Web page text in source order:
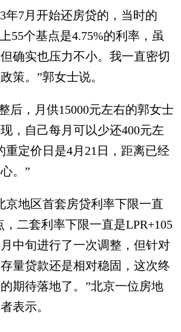
7月开始还房贷的，当时的
55个基点是4.75%的利率，虽
确实也压力不小。我一直密切
策。”郭女士说。
，月供15000元左右的郭女士
，自己每月可以少还400元左
重定价日是4月21日，距离已经
。”
地区首套房贷利率下限一直
，二套利率下限一直是LPR+105
中旬进行了一次调整，但针对
量贷款还是相对稳固，这次终
期待落地了。”北京一位房地
表示。